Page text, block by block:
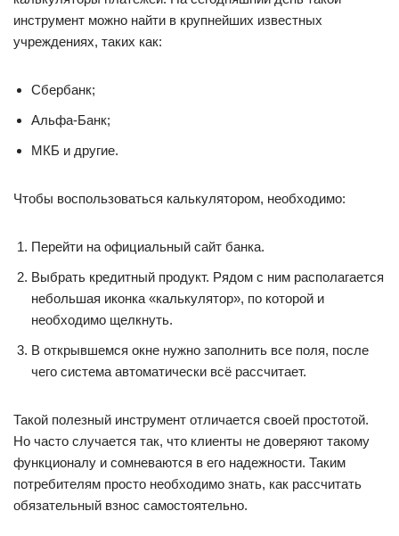
инструмент можно найти в крупнейших известных
учреждениях, таких как:
Сбербанк;
Альфа-Банк;
МКБ и другие.
Чтобы воспользоваться калькулятором, необходимо:
Перейти на официальный сайт банка.
Выбрать кредитный продукт. Рядом с ним располагается
небольшая иконка «калькулятор», по которой и
необходимо щелкнуть.
В открывшемся окне нужно заполнить все поля, после
чего система автоматически всё рассчитает.
Такой полезный инструмент отличается своей простотой.
Но часто случается так, что клиенты не доверяют такому
функционалу и сомневаются в его надежности. Таким
потребителям просто необходимо знать, как рассчитать
обязательный взнос самостоятельно.